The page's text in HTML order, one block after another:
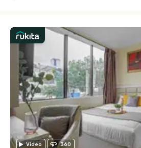
Video 360